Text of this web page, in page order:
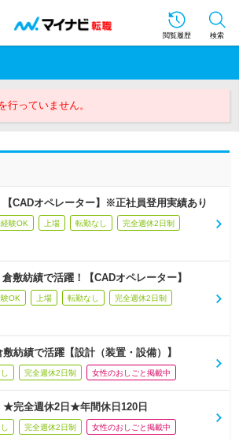
閲覧履歴 検索
行っていません。
【CADオペレーター】※正社員登用実績あり
験OK 上場 転勤なし 完全週休2日制
敷紡績で活躍！【CADオペレーター】
OK 上場 転勤なし 完全週休2日制
紡績で活躍【設計（装置・設備）】
完全週休2日制 女性のおしごと掲載中
★完全週休2日★年間休日120日
完全週休2日制 女性のおしごと掲載中